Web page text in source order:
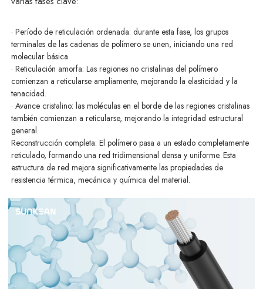
· Período de reticulación ordenada: durante esta fase, los grupos
terminales de las cadenas de polímero se unen, iniciando una red
molecular básica.
· Reticulación amorfa: Las regiones no cristalinas del polímero
comienzan a reticularse ampliamente, mejorando la elasticidad y la
tenacidad.
· Avance cristalino: las moléculas en el borde de las regiones cristalinas
también comienzan a reticularse, mejorando la integridad estructural
general.
Reconstrucción completa: El polímero pasa a un estado completamente
reticulado, formando una red tridimensional densa y uniforme. Esta
estructura de red mejora significativamente las propiedades de
resistencia térmica, mecánica y química del material.